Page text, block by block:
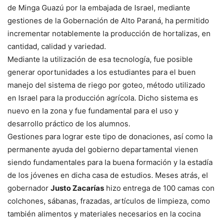
de Minga Guazú por la embajada de Israel, mediante
gestiones de la Gobernación de Alto Paraná, ha permitido
incrementar notablemente la producción de hortalizas, en
cantidad, calidad y variedad.
Mediante la utilización de esa tecnología, fue posible
generar oportunidades a los estudiantes para el buen
manejo del sistema de riego por goteo, método utilizado
en Israel para la producción agrícola. Dicho sistema es
nuevo en la zona y fue fundamental para el uso y
desarrollo práctico de los alumnos.
Gestiones para lograr este tipo de donaciones, así como la
permanente ayuda del gobierno departamental vienen
siendo fundamentales para la buena formación y la estadía
de los jóvenes en dicha casa de estudios. Meses atrás, el
gobernador Justo Zacarías hizo entrega de 100 camas con
colchones, sábanas, frazadas, artículos de limpieza, como
también alimentos y materiales necesarios en la cocina